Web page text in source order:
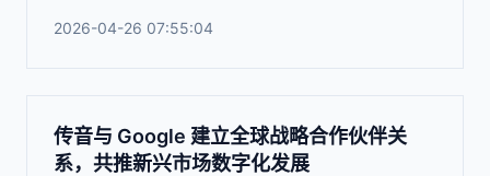
2026-04-26 07:55:04
传音与 Google 建立全球战略合作伙伴关
系，共推新兴市场数字化发展